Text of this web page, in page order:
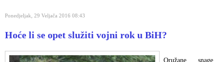
Ponedjeljak, 29 Veljača 2016 08:43
Hoće li se opet služiti vojni rok u BiH?
Oružane snage